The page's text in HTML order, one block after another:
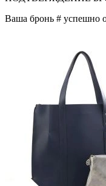
Ваша бронь # успешно